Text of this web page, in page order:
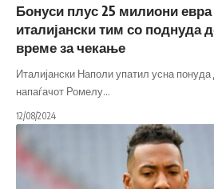
Бонуси плус 25 милиони евра
италијански тим со поднуда
време за чекање
Италијански Наполи упатил усна
напаѓачот Ромелу…
12/08/2024